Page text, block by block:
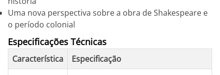
Uma nova perspectiva sobre a obra de Shakespeare e
o período colonial
Especificações Técnicas
Característica Especificação